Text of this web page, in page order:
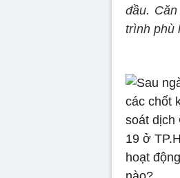
đầu.
trình phù